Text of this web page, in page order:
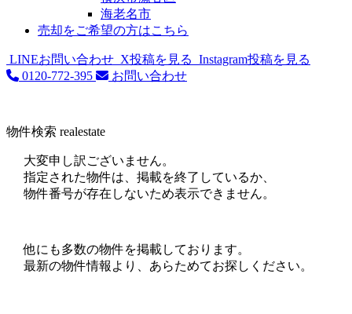
海老名市
売却をご希望の方はこちら
LINEお問い合わせ X投稿を見る Instagram投稿を見る
0120-772-395
お問い合わせ
物件検索 realestate
大変申し訳ございません。
指定された物件は、掲載を終了しているか、
物件番号が存在しないため表示できません。
他にも多数の物件を掲載しております。
最新の物件情報より、あらためてお探しください。